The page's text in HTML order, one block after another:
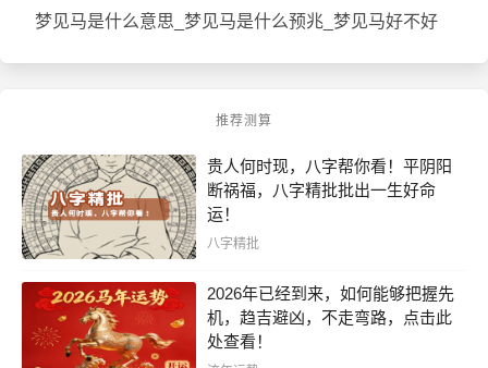
梦见马是什么意思_梦见马是什么预兆_梦见马好不好
推荐测算
贵人何时现，八字帮你看！平阴阳
断祸福，八字精批批出一生好命
运！
八字精批
2026年已经到来，如何能够把握先
机，趋吉避凶，不走弯路，点击此
处查看！